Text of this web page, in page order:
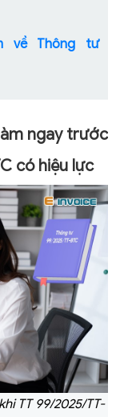
về Thông tư
ngay trước
có hiệu lực
TT 99/2025/TT-